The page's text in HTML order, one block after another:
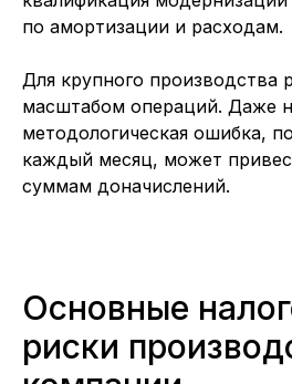
по амортизации и расходам.
Для крупного производства
масштабом операций. Даже
методологическая ошибка,
каждый месяц, может
суммам доначислений.
Основные
риски